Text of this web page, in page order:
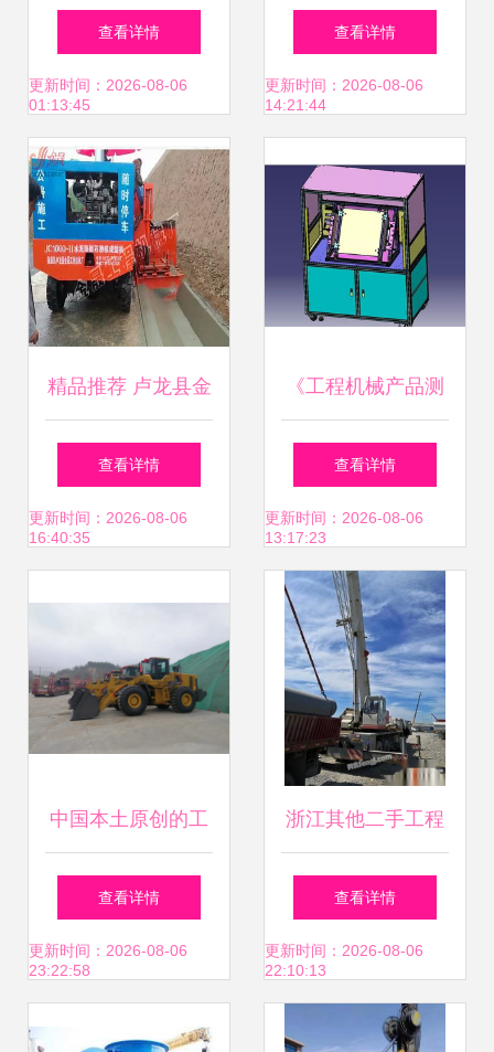
市场 零散供求图片
栏目的力量与转型
查看详情
更新时间：2026-08-06
01:13:45
供求新动向 图文信
息平台助力精准匹
查看详情
更新时间：2026-08-06
14:21:44
精品推荐 卢龙县金
晟工程机械厂——
其他工程机械领域
查看详情
更新时间：2026-08-06
16:40:35
《工程机械产品测
试夹具设备3D模型
应用与迭代探析》
查看详情
更新时间：2026-08-06
13:17:23
中国本土原创的工
程技术在高大俊
雅、天然美质的民
查看详情
更新时间：2026-08-06
23:22:58
浙江其他二手工程
机械供应图片信息
浙江其他二手工程
机械出售图片信息
查看详情
更新时间：2026-08-06
22:10:13